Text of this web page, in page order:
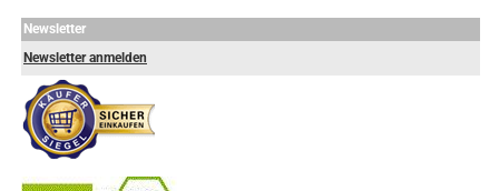
Newsletter
Newsletter anmelden